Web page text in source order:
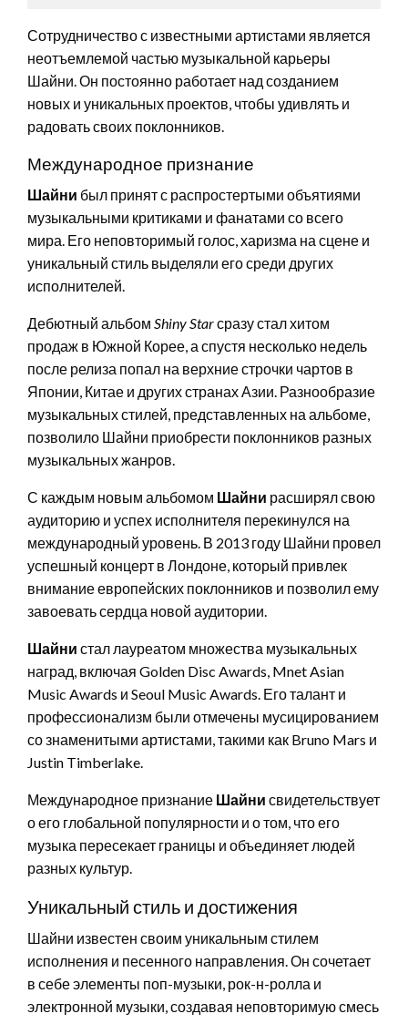
Сотрудничество с известными артистами является
неотъемлемой частью музыкальной карьеры
Шайни. Он постоянно работает над созданием
новых и уникальных проектов, чтобы удивлять и
радовать своих поклонников.
Международное признание
Шайни был принят с распростертыми объятиями
музыкальными критиками и фанатами со всего
мира. Его неповторимый голос, харизма на сцене и
уникальный стиль выделяли его среди других
исполнителей.
Дебютный альбом Shiny Starсразу стал хитом
продаж в Южной Корее, а спустя несколько недель
после релиза попал на верхние строчки чартов в
Японии, Китае и других странах Азии. Разнообразие
музыкальных стилей, представленных на альбоме,
позволило Шайни приобрести поклонников разных
музыкальных жанров.
С каждым новым альбомом Шайни расширял свою
аудиторию и успех исполнителя перекинулся на
международный уровень. В 2013 году Шайни провел
успешный концерт в Лондоне, который привлек
внимание европейских поклонников и позволил ему
завоевать сердца новой аудитории.
Шайни стал лауреатом множества музыкальных
наград, включая Golden Disc Awards, Mnet Asian
Music Awards и Seoul Music Awards. Его талант и
профессионализм были отмечены мусицированием
со знаменитыми артистами, такими как Bruno Mars и
Justin Timberlake.
Международное признание Шайни свидетельствует
о его глобальной популярности и о том, что его
музыка пересекает границы и объединяет людей
разных культур.
Уникальный стиль и достижения
Шайни известен своим уникальным стилем
исполнения и песенного направления. Он сочетает
в себе элементы поп-музыки, рок-н-ролла и
электронной музыки, создавая неповторимую смесь